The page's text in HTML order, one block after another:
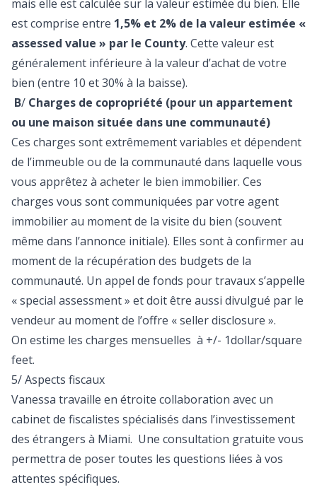
mais elle est calculée sur la valeur estimée du bien. Elle
est comprise entre 1,5% et 2% de la valeur estimée «
assessed value » par le County. Cette valeur est
généralement inférieure à la valeur d’achat de votre
bien (entre 10 et 30% à la baisse).
B/ Charges de copropriété (pour un appartement
ou une maison située dans une communauté)
Ces charges sont extrêmement variables et dépendent
de l’immeuble ou de la communauté dans laquelle vous
vous apprêtez à acheter le bien immobilier. Ces
charges vous sont communiquées par votre agent
immobilier au moment de la visite du bien (souvent
même dans l’annonce initiale). Elles sont à confirmer au
moment de la récupération des budgets de la
communauté. Un appel de fonds pour travaux s’appelle
« special assessment » et doit être aussi divulgué par le
vendeur au moment de l’offre « seller disclosure ».
On estime les charges mensuelles à +/- 1dollar/square
feet.
5/ Aspects fiscaux
Vanessa travaille en étroite collaboration avec un
cabinet de fiscalistes spécialisés dans l’investissement
des étrangers à Miami. Une consultation gratuite vous
permettra de poser toutes les questions liées à vos
attentes spécifiques.